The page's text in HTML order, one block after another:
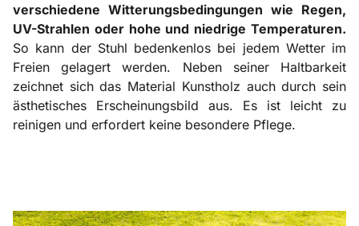
verschiedene Witterungsbedingungen wie Regen,
UV-Strahlen oder hohe und niedrige Temperaturen.
So kann der Stuhl bedenkenlos bei jedem Wetter im
Freien gelagert werden. Neben seiner Haltbarkeit
zeichnet sich das Material Kunstholz auch durch sein
ästhetisches Erscheinungsbild aus. Es ist leicht zu
reinigen und erfordert keine besondere Pflege.